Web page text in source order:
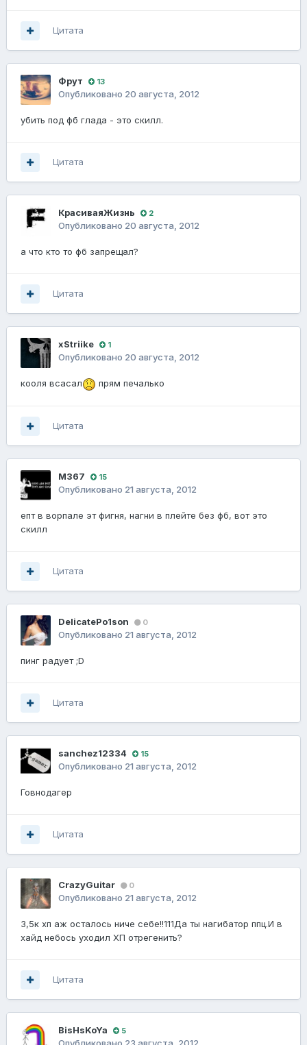
Цитата
Фрут 13
Опубликовано 20 августа, 2012
убить под фб глада - это скилл.
Цитата
КрасиваяЖизнь 2
Опубликовано 20 августа, 2012
а что кто то фб запрещал?
Цитата
xStriike 1
Опубликовано 20 августа, 2012
кооля всасал прям печалько
Цитата
M367 15
Опубликовано 21 августа, 2012
епт в ворпале эт фигня, нагни в плейте без фб, вот это
скилл
Цитата
DelicatePo1son 0
Опубликовано 21 августа, 2012
пинг радует ;D
Цитата
sanchez12334 15
Опубликовано 21 августа, 2012
Говнодагер
Цитата
CrazyGuitar 0
Опубликовано 21 августа, 2012
3,5к хп аж осталось ниче себе!!111Да ты нагибатор ппц.И в
хайд небось уходил ХП отрегенить?
Цитата
BisHsKoYa 5